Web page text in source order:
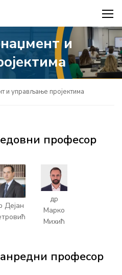
и
и управљање пројектима
професор
Дејан
др
Марко
Михић
професор